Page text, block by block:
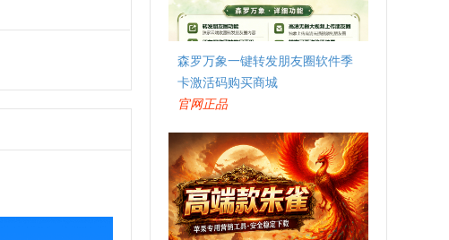
森罗万象一键转发朋友圈软件季
卡激活码购买商城
官网正品